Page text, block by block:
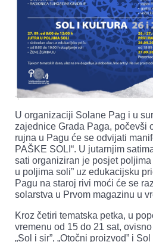
U organizaciji Solane Pag i u
zajednice Grada Paga, počevši
rujna u Pagu će se odvijati
PAŠKE SOLI“. U jutarnjim
sati organiziran je posjet poljima
u poljima soli” uz edukacijsku
Pagu na staroj rivi moći će se
solarstva u Prvom magazinu u
Kroz četiri tematska petka, u
vremenu od 15 do 21 sat, ovisno
„Sol i sir”, „Otočni proizvod” i